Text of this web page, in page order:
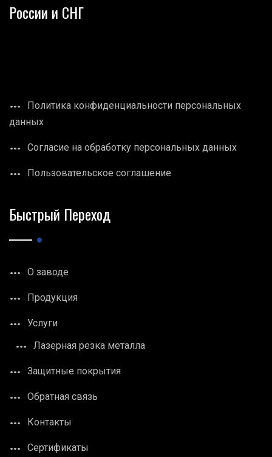
России и СНГ
Политика конфиденциальности персональных
данных
Согласие на обработку персональных данных
Пользовательское соглашение
Быстрый Переход
О заводе
Продукция
Услуги
Лазерная резка металла
Защитные покрытия
Обратная связь
Контакты
Сертификаты